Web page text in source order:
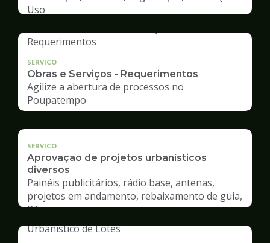
Uso
SERVICO
Obras e Serviços - Requerimentos
Agilize a abertura de processos no
Poupatempo
SERVICO
Aprovação de projetos urbanísticos
diversos
Painéis publicitários, rádio base, antenas,
projetos em andamento, rebaixamento de guia,
RT